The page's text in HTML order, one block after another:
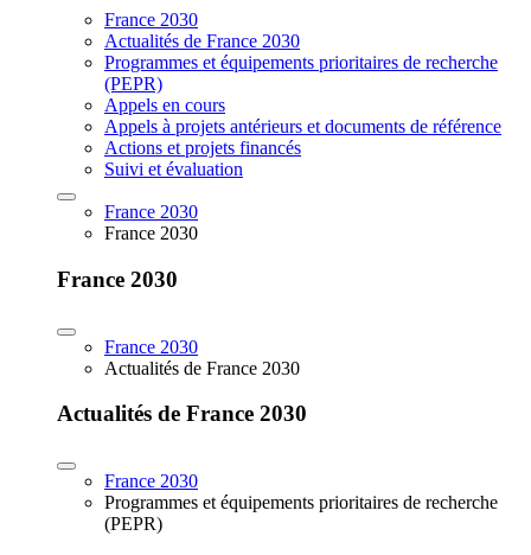
France 2030
Actualités de France 2030
Programmes et équipements prioritaires de recherche
(PEPR)
Appels en cours
Appels à projets antérieurs et documents de référence
Actions et projets financés
Suivi et évaluation
France 2030
France 2030
France 2030
France 2030
Actualités de France 2030
Actualités de France 2030
France 2030
Programmes et équipements prioritaires de recherche
(PEPR)